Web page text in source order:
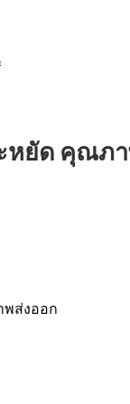
หยัด คุณภ
พส่งออก